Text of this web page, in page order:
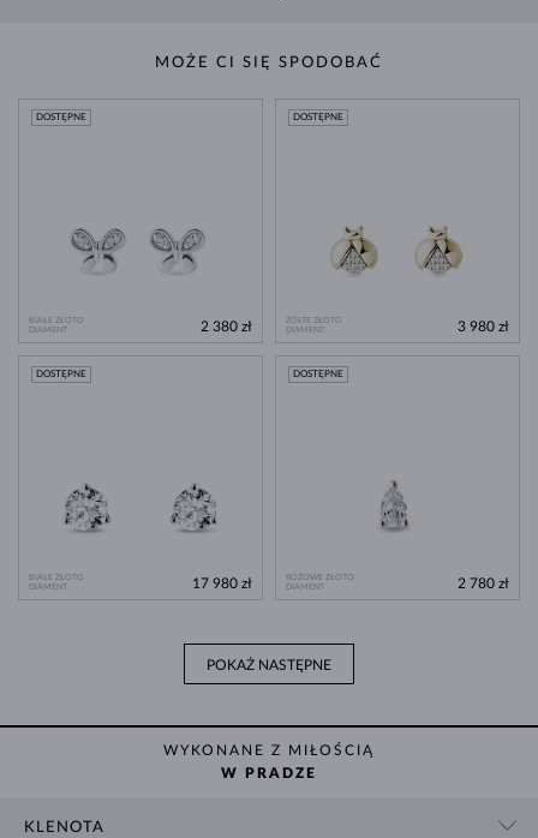
MOŻE CI SIĘ SPODOBAĆ
BIAŁE ZŁOTO
DIAMENT
DOSTĘPNE
2 380 zł
ŻÓŁTE ZŁOTO
DIAMENT
DOSTĘPNE
3 980 zł
BIAŁE ZŁOTO
DIAMENT
DOSTĘPNE
17 980 zł
RÓŻOWE ZŁOTO
DIAMENT
DOSTĘPNE
2 780 zł
POKAŻ NASTĘPNE
WYKONANE Z MIŁOŚCIĄ
W PRADZE
KLENOTA